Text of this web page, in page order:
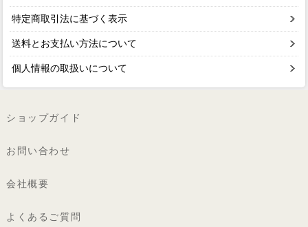
特定商取引法に基づく表示
送料とお支払い方法について
個人情報の取扱いについて
ショップガイド
お問い合わせ
会社概要
よくあるご質問